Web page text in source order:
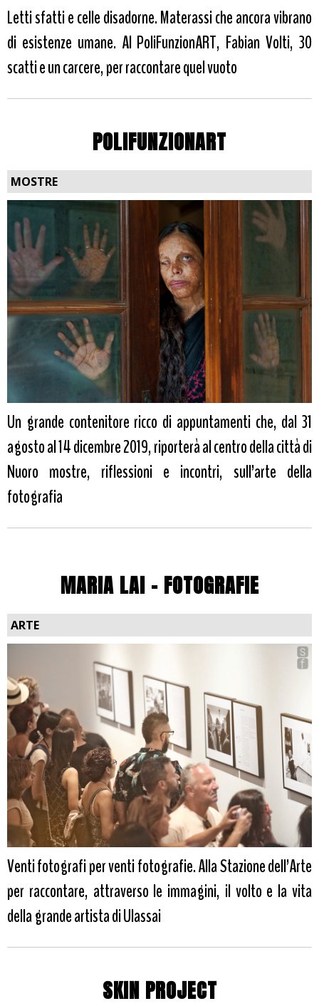
Letti sfatti e celle disadorne. Materassi che ancora vibrano
di esistenze umane. Al PoliFunzionART, Fabian Volti, 30
scatti e un carcere, per raccontare quel vuoto
POLIFUNZIONART
MOSTRE
Un grande contenitore ricco di appuntamenti che, dal 31
agosto al 14 dicembre 2019, riporterà al centro della città di
Nuoro mostre, riflessioni e incontri, sull’arte della
fotografia
MARIA LAI - FOTOGRAFIE
ARTE
Venti fotografi per venti fotografie. Alla Stazione dell’Arte
per raccontare, attraverso le immagini, il volto e la vita
della grande artista di Ulassai
SKIN PROJECT